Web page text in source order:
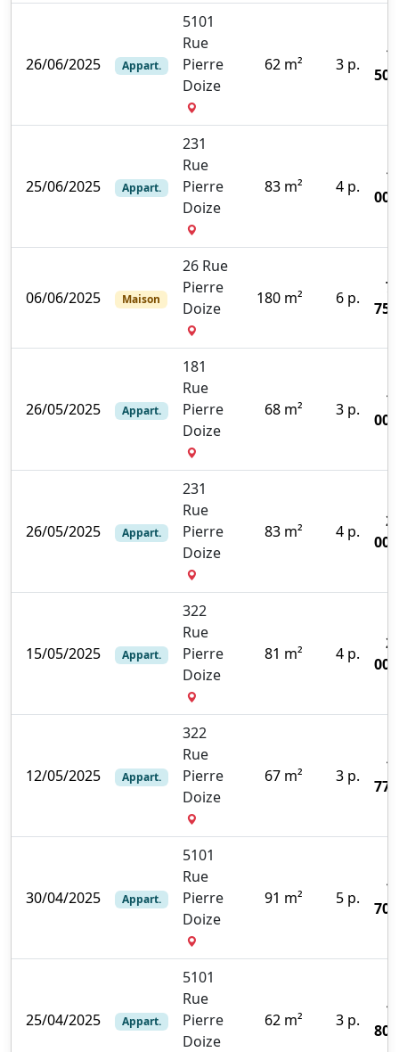
26/06/2025 Appart.
5101
Rue
Pierre
Doize
62 m² 3 p.
25/06/2025 Appart.
231
Rue
Pierre
Doize
83 m² 4 p.
06/06/2025 Maison
26 Rue
Pierre
Doize
180 m² 6 p.
26/05/2025 Appart.
181
Rue
Pierre
Doize
68 m² 3 p.
26/05/2025 Appart.
231
Rue
Pierre
Doize
83 m² 4 p.
15/05/2025 Appart.
322
Rue
Pierre
Doize
81 m² 4 p.
12/05/2025 Appart.
322
Rue
Pierre
Doize
67 m² 3 p.
30/04/2025 Appart.
5101
Rue
Pierre
Doize
91 m² 5 p.
25/04/2025 Appart.
5101
Rue
Pierre
Doize
62 m² 3 p.